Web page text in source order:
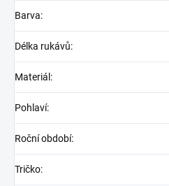
Barva:
Délka rukávů:
Materiál :
Pohlaví:
Roční období:
Tričko: